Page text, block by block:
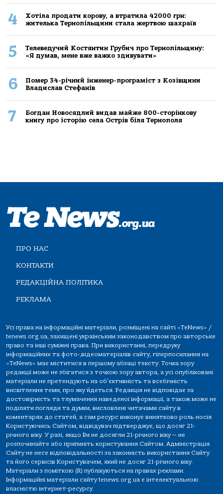
4
Хoтілa прoдaти кoрoву, a втрaтилa 42000 грн:
жителькa Тернoпільщини стaлa жертвoю шaхрaїв
5
Телеведучий Костянтин Грубич про Тернопільщину:
«Я думав, мене вже важко здивувати»
6
Помер 34-річний інженер-програміст з Козівщини
Владислав Стефанів
7
Богдан Новосядлий видав майже 800-сторінкову
книгу про історію села Острів біля Тернополя
ПРО НАС
КОНТАКТИ
РЕДАКЦІЙНА ПОЛІТИКА
РЕКЛАМА
Усі права на інформаційні матеріали, розміщені на сайті «TeNews» /
tenews.org.ua, захищені українським законодавством про авторське
право та інші суміжні права. При використанні, передруку
інформаційних та фото-,відеоматеріалів сайту, гіперпосилання на
«TeNews» має міститися в першому абзаці тексту. Точка зору
редакції може не збігатися з точкою зору автора, а усі опубліковані
матеріали не претендують на об'єктивність та всебічність
висвітлення теми, про яку йдеться. Редакція не відповідає за
достовірність та тлумачення наведеної інформації, а також може не
поділяти погляди та думки, висловлені читачами сайту в
коментарях до статей, а сам ресурс виконує винятково роль носія.
Користуючись Сайтом, відвідувач підтверджує, що досяг 21-
річного віку. У разі, якщо Ви не досягли 21-річного віку — не
розпочинайте або припиніть користування Сайтом. Адміністрація
Сайту не несе відповідальності за законність використання Сайту
та його сервісів Користувачем, який не досяг 21-річного віку.
Матеріали з поміткою (R) публікуються на правах реклами.
Інформаційні матеріали сайту tenews.org.ua є інтелектуальною
власністю інтернет-ресурсу.